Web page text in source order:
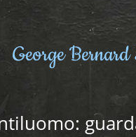
George Bernard